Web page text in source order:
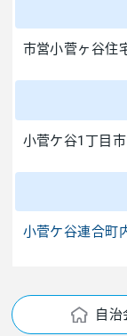
市営小菅ヶ谷住
小菅ケ谷1丁目
小菅ケ谷連合町
自治